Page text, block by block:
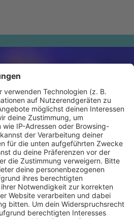
Queen